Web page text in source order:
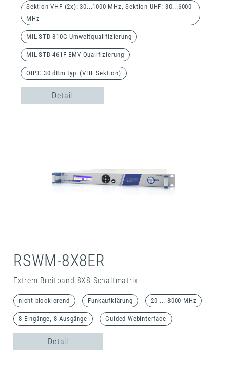
Sektion VHF (2x): 30...1000 MHz, Sektion UHF: 30...6000
MHz
MIL-STD-810G Umweltqualifizierung
MIL-STD-461F EMV-Qualifizierung
OIP3: 30 dBm typ. (VHF Sektion)
Detail
RSWM-8X8ER
Extrem-Breitband 8X8 Schaltmatrix
nicht blockierend Funkaufklärung 20 ... 8000 MHz
8 Eingänge, 8 Ausgänge Guided Webinterface
Detail